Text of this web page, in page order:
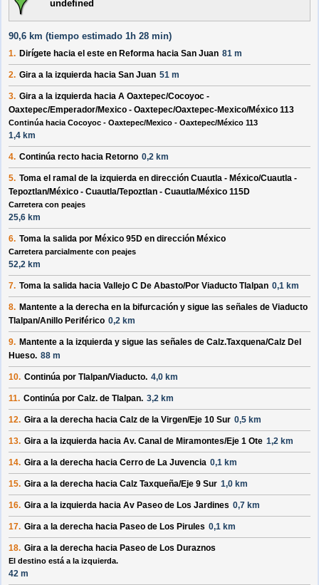
undefined
90,6 km (tiempo estimado 1h 28 min)
1. Dirígete hacia el este en Reforma hacia San Juan 81 m
2. Gira a la izquierda hacia San Juan 51 m
3. Gira a la izquierda hacia A Oaxtepec/Cocoyoc -
Oaxtepec/Emperador/Mexico - Oaxtepec/Oaxtepec-Mexico/México 113
Continúa hacia Cocoyoc - Oaxtepec/Mexico - Oaxtepec/México 113
1,4 km
4. Continúa recto hacia Retorno 0,2 km
5. Toma el ramal de la izquierda en dirección Cuautla - México/Cuautla -
Tepoztlan/México - Cuautla/Tepoztlan - Cuautla/México 115D
Carretera con peajes
25,6 km
6. Toma la salida por México 95D en dirección México
Carretera parcialmente con peajes
52,2 km
7. Toma la salida hacia Vallejo C De Abasto/Por Viaducto Tlalpan 0,1 km
8. Mantente a la derecha en la bifurcación y sigue las señales de Viaducto
Tlalpan/Anillo Periférico 0,2 km
9. Mantente a la izquierda y sigue las señales de Calz.Taxquena/Calz Del
Hueso. 88 m
10. Continúa por Tlalpan/Viaducto. 4,0 km
11. Continúa por Calz. de Tlalpan. 3,2 km
12. Gira a la derecha hacia Calz de la Virgen/Eje 10 Sur 0,5 km
13. Gira a la izquierda hacia Av. Canal de Miramontes/Eje 1 Ote 1,2 km
14. Gira a la derecha hacia Cerro de La Juvencia 0,1 km
15. Gira a la derecha hacia Calz Taxqueña/Eje 9 Sur 1,0 km
16. Gira a la izquierda hacia Av Paseo de Los Jardines 0,7 km
17. Gira a la derecha hacia Paseo de Los Pirules 0,1 km
18. Gira a la derecha hacia Paseo de Los Duraznos
El destino está a la izquierda.
42 m